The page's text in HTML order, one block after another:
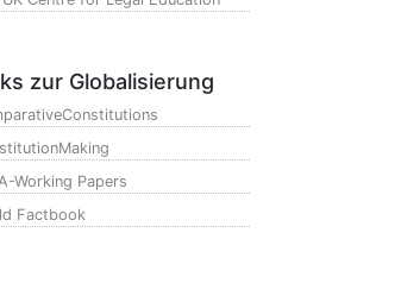
zur Globalisierung
Working Papers
Factbook